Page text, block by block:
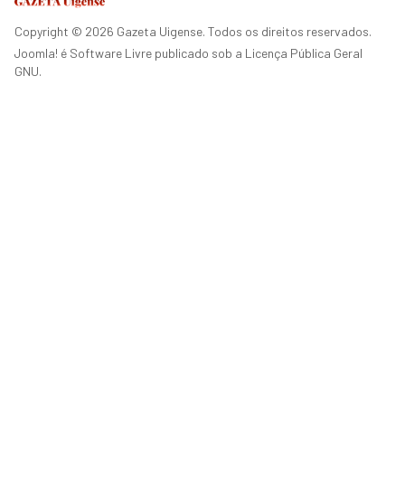
Copyright © 2026 Gazeta Uigense. Todos os direitos reservados.
Joomla! é Software Livre publicado sob a Licença Pública Geral
GNU.